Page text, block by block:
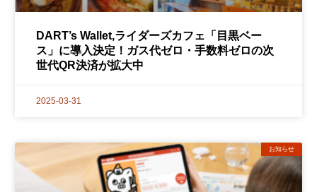
DART’s Wallet,ライダーズカフェ「目黒ベー
ス」に導入決定！ガス代ゼロ・手数料ゼロの次
世代QR決済が拡大中
2025-03-31
お知らせ